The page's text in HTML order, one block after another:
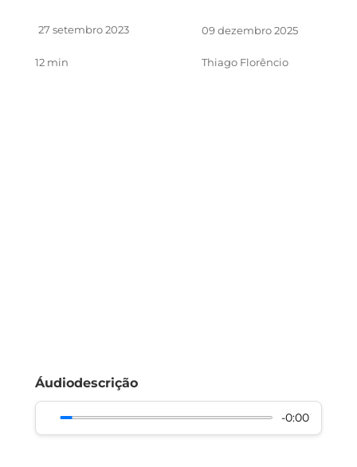
27 setembro 2023 09 dezembro 2025
12 min Thiago Florêncio
Áudiodescrição
-0:00